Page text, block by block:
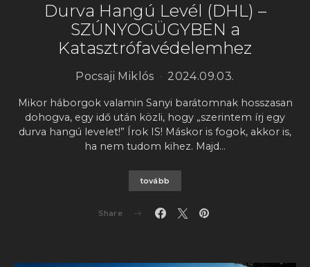
Durva Hangú Levél (DHL) –
SZÚNYOGÜGYBEN a
Katasztrófavédelemhez
Pocsaji Miklós 2024.09.03.
Mikor háborgok valamin Sanyi barátomnak hosszasan
dohogva, egy idő után közli, hogy „szerintem írj egy
durva hangú levelet!” Írok IS! Máskor is fogok, akkor is,
ha nem tudom kihez. Majd…
tovább
Share